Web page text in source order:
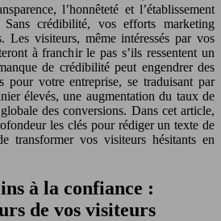
l’honnêteté et l’établissement
crédibilité, vos efforts marketing
Les visiteurs, même intéressés par vos
à franchir le pas s’ils ressentent un
de crédibilité peut engendrer des
pour votre entreprise, se traduisant par
élevés, une augmentation du taux de
des conversions. Dans cet article,
les clés pour rédiger un texte de
transformer vos visiteurs hésitants en
à la confiance :
de vos visiteurs